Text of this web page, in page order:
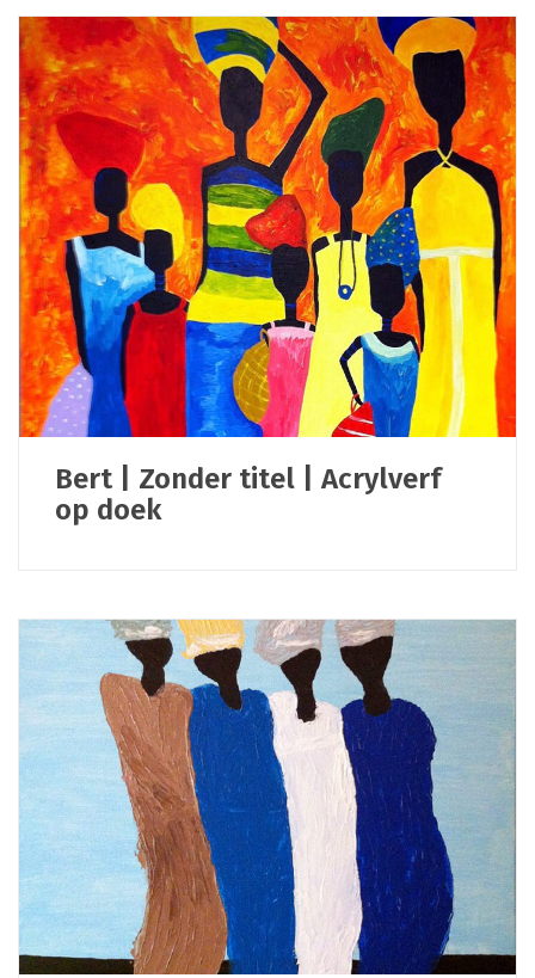
Bert | Zonder titel | Acrylverf
op doek